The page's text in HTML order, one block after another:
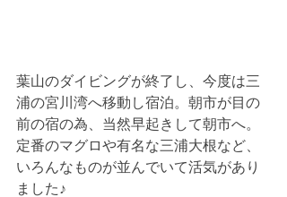
葉山のダイビングが終了し、今度は三
浦の宮川湾へ移動し宿泊。朝市が目の
前の宿の為、当然早起きして朝市へ。
定番のマグロや有名な三浦大根など、
いろんなものが並んでいて活気があり
ました♪